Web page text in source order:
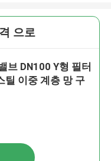
으로
브 DN100 Y형 필터
틸 이중 계층 망 구